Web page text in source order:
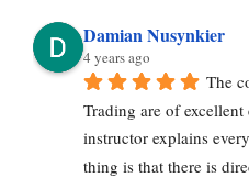
Damian Nusynkier
4 years ago
The
Trading are of
instructor explains
thing is that there is